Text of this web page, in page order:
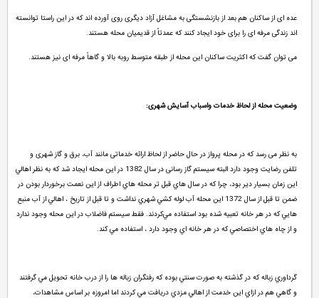
عده ای از ساکنان هم بعد از بازنشستگی به مشاغل آزاد دیگری روی آورده اند که در این راستا توانسته
اند زندگی مرفه ای را برای خود ایجاد کنند که عمدتاً از قدیمیان محله هستند.
می توان گفت که اکثریت ساکنان این محله از طبقه متوسط روبه بالا و گاهاً مرفه ای نیز هستند.
وضعيت محله از لحاظ خدمات واسباب آسایش شهری:
به نظر می رسد که در محله پرواز در حال حاضر از لحاظ ارائه خدماتی مانند آب، برق و گاز شهری و
تلفن رضایت وجود دارد البته سیستم گاز رسانی در سال 1382 در اين محله ايجاد شد كه به نظر اهالي
اين زمان بسيار دير بود، چرا كه در سال هاي قبل تر محله هاي اطراف از اين نعمت برخوردار بودن در
ضمن تا قبل از سال 1372 اين محله آب لوله كشي شهري نداشت و تا قبل از تاريخ ، اهالي از آب منبع
هايي كه در هر خانه تعبيه شده بود استفاده مي‌كردند. فقط سيستم فاضلاب در اين محله وجود ندارد
و از چاه هاي اختصاصي كه در هر خانه اي وجود دارد ، استفاده مي كند.
گرداوري زباله كه در گذشته به صورت سنتي بوده كه رفتگران زباله ها را از درب خانه تحويل مي گرفتند
و گاهي هم در ازاي اين خدمت از اهالي مزدي دريافت مي كردند اما امروزه بر اساس مشاهدات،